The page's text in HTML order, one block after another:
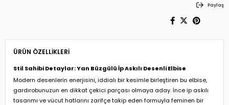
Paylaş
ÜRÜN ÖZELLIKLERI
Stil Sahibi Detaylar: Yan Büzgülü İp Askılı Desenli Elbise
Modern desenlerin enerjisini, iddialı bir kesimle birleştiren bu elbise,
gardırobunuzun en dikkat çekici parçası olmaya aday. İnce ip askılı
tasarımı ve vücut hatlarını zarifçe takip eden formuyla feminen bir